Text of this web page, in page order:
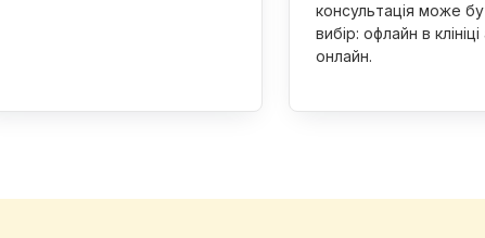
консультація може
вибір: офлайн в
онлайн.